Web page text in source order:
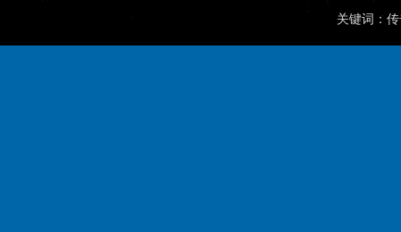
关键词：